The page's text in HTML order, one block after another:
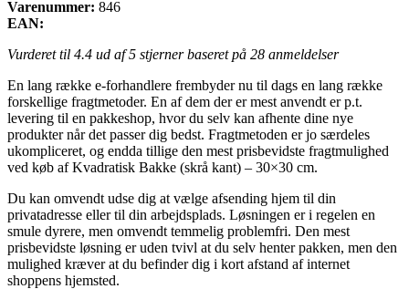
Varenummer: 846
EAN:
Vurderet til 4.4 ud af 5 stjerner baseret på 28 anmeldelser
En lang række e-forhandlere frembyder nu til dags en lang række
forskellige fragtmetoder. En af dem der er mest anvendt er p.t.
levering til en pakkeshop, hvor du selv kan afhente dine nye
produkter når det passer dig bedst. Fragtmetoden er jo særdeles
ukompliceret, og endda tillige den mest prisbevidste fragtmulighed
ved køb af Kvadratisk Bakke (skrå kant) – 30×30 cm.
Du kan omvendt udse dig at vælge afsending hjem til din
privatadresse eller til din arbejdsplads. Løsningen er i regelen en
smule dyrere, men omvendt temmelig problemfri. Den mest
prisbevidste løsning er uden tvivl at du selv henter pakken, men den
mulighed kræver at du befinder dig i kort afstand af internet
shoppens hjemsted.